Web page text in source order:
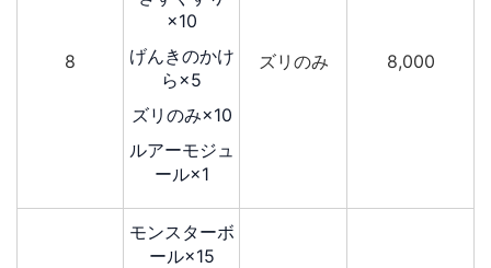
8
×10
げんきのかけ
ら×5
ズリのみ×10
ルアーモジュ
ール×1
ズリのみ 8,000
モンスターボ
ール×15